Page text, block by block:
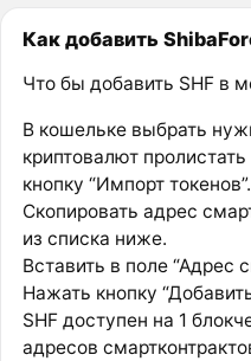
Как добавить
Что бы добавить SHF в
В кошельке выбрать
криптовалют
кнопку “Импорт токенов”.
Скопировать адрес
из списка ниже.
Вставить в поле “Адрес
Нажать кнопку
SHF доступен на 1
адресов